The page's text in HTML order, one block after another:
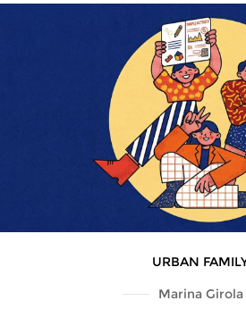
URBAN
Marina Girola